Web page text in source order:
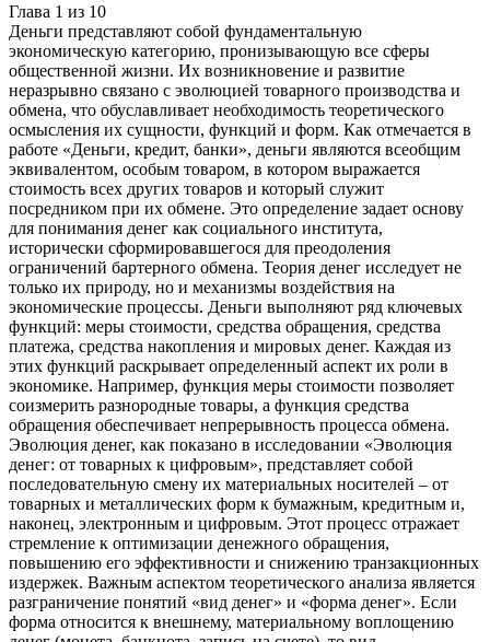
Глава 1 из 10
Деньги представляют собой фундаментальную
экономическую категорию, пронизывающую все сферы
общественной жизни. Их возникновение и развитие
неразрывно связано с эволюцией товарного производства и
обмена, что обуславливает необходимость теоретического
осмысления их сущности, функций и форм. Как отмечается в
работе «Деньги, кредит, банки», деньги являются всеобщим
эквивалентом, особым товаром, в котором выражается
стоимость всех других товаров и который служит
посредником при их обмене. Это определение задает основу
для понимания денег как социального института,
исторически сформировавшегося для преодоления
ограничений бартерного обмена. Теория денег исследует не
только их природу, но и механизмы воздействия на
экономические процессы. Деньги выполняют ряд ключевых
функций: меры стоимости, средства обращения, средства
платежа, средства накопления и мировых денег. Каждая из
этих функций раскрывает определенный аспект их роли в
экономике. Например, функция меры стоимости позволяет
соизмерить разнородные товары, а функция средства
обращения обеспечивает непрерывность процесса обмена.
Эволюция денег, как показано в исследовании «Эволюция
денег: от товарных к цифровым», представляет собой
последовательную смену их материальных носителей – от
товарных и металлических форм к бумажным, кредитным и,
наконец, электронным и цифровым. Этот процесс отражает
стремление к оптимизации денежного обращения,
повышению его эффективности и снижению транзакционных
издержек. Важным аспектом теоретического анализа является
разграничение понятий «вид денег» и «форма денег». Если
форма относится к внешнему, материальному воплощению